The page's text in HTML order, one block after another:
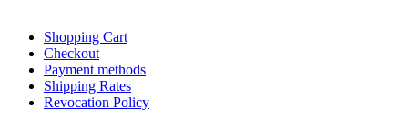
Shopping Cart
Checkout
Payment methods
Shipping Rates
Revocation Policy